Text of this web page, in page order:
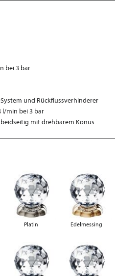
bei 3 bar
und Rückflussverhinderer
l/min bei 3 bar
mit drehbarem Konus
Platin Edelmessing